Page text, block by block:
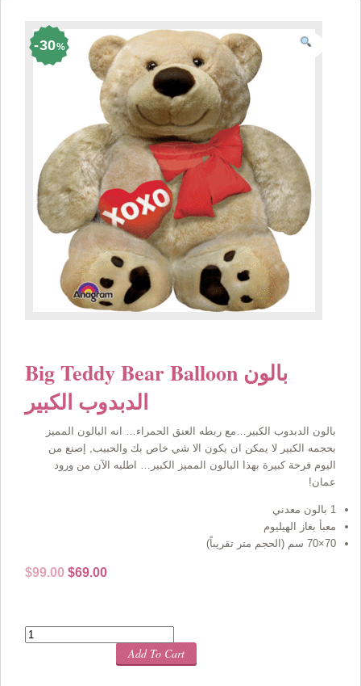
30%
Big Teddy Bear Balloon بالون
الدبدوب الكبير
بالون الدبدوب الكبير…مع ربطه العنق الحمراء… انه البالون المميز
بحجمه الكبير لا يمكن ان يكون الا شي خاص بك والحبيب, إصنع من
اليوم فرحة كبيرة بهذا البالون المميز الكبير… اطلبه الآن من ورود
عمان!
1 بالون معدني
معبأ بغاز الهيليوم
70×70 سم (الحجم متر تقريباً)
$99.00 Original
$69.00Current
Quantity
Add To Cart